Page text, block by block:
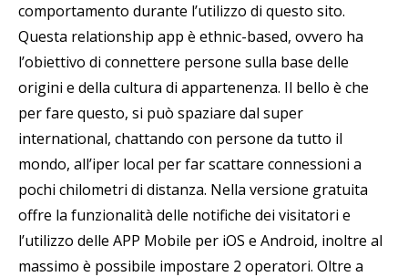
comportamento durante l’utilizzo di questo sito.
Questa relationship app è ethnic-based, ovvero ha
l’obiettivo di connettere persone sulla base delle
origini e della cultura di appartenenza. Il bello è che
per fare questo, si può spaziare dal super
international, chattando con persone da tutto il
mondo, all’iper local per far scattare connessioni a
pochi chilometri di distanza. Nella versione gratuita
offre la funzionalità delle notifiche dei visitatori e
l’utilizzo delle APP Mobile per iOS e Android, inoltre al
massimo è possibile impostare 2 operatori. Oltre a